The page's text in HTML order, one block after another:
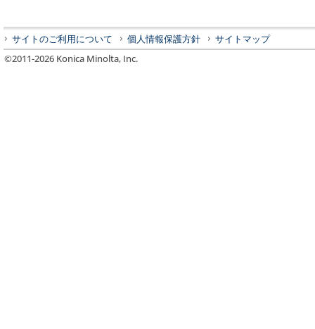
サイトのご利用について 個人情報保護方針
サイトマップ
©2011-2026 Konica Minolta, Inc.